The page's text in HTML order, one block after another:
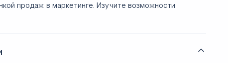
продаж в маркетинге. Изучите возможности